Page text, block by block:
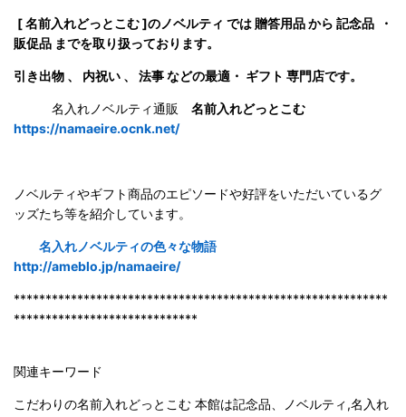
[ 名前入れどっとこむ ]のノベルティ では 贈答用品 から 記念品 ・
販促品 までを取り扱っております。
引き出物 、 内祝い 、 法事 などの最適・ ギフト 専門店です。
名入れノベルティ通販 名前入れどっとこむ
https://namaeire.ocnk.net/
ノベルティやギフト商品のエピソードや好評をいただいているグ
ッズたち等を紹介しています。
名入れノベルティの色々な物語
http://ameblo.jp/namaeire/
***********************************************************
*****************************
関連キーワード
こだわりの名前入れどっとこむ 本館は記念品、ノベルティ,名入れ